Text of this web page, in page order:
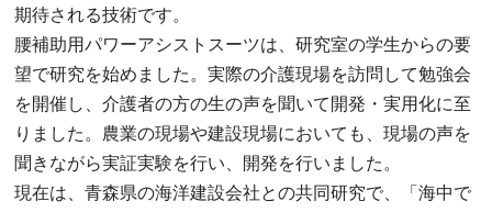
期待される技術です。
腰補助用パワーアシストスーツは、研究室の学生からの要
望で研究を始めました。実際の介護現場を訪問して勉強会
を開催し、介護者の方の生の声を聞いて開発・実用化に至
りました。農業の現場や建設現場においても、現場の声を
聞きながら実証実験を行い、開発を行いました。
現在は、青森県の海洋建設会社との共同研究で、「海中で